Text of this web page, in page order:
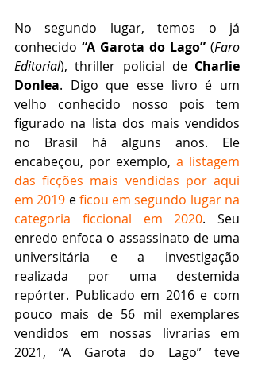
No segundo lugar, temos o já
conhecido “A Garota do Lago” (Faro
Editorial), thriller policial de Charlie
Donlea. Digo que esse livro é um
velho conhecido nosso pois tem
figurado na lista dos mais vendidos
no Brasil há alguns anos. Ele
encabeçou, por exemplo, a listagem
das ficções mais vendidas por aqui
em 2019 e ficou em segundo lugar na
categoria ficcional em 2020. Seu
enredo enfoca o assassinato de uma
universitária e a investigação
realizada por uma destemida
repórter. Publicado em 2016 e com
pouco mais de 56 mil exemplares
vendidos em nossas livrarias em
2021, “A Garota do Lago” teve